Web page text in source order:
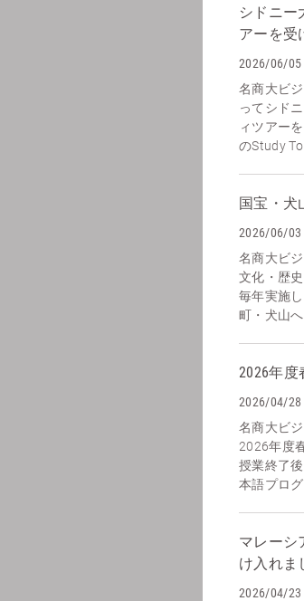
シドニー
アーを受
2026/06/05
名商大ビ
ってシド
ィツアー
のStudy
国宝・犬
2026/06/03
名商大ビ
文化・歴
毎年実施
町・犬山
2026年
2026/04/28
名商大ビ
2026年度
授業終了
本語プロ
マレーシ
け入れま
2026/04/23